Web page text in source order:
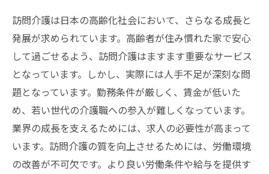
訪問介護は日本の高齢化社会において、さらなる成長と
発展が求められています。高齢者が住み慣れた家で安心
して過ごせるよう、訪問介護はますます重要なサービス
となっています。しかし、実際には人手不足が深刻な問
題となっています。勤務条件が厳しく、賃金が低いた
め、若い世代の介護職への参入が難しくなっています。
業界の成長を支えるためには、求人の必要性が高まって
います。訪問介護の質を向上させるためには、労働環境
の改善が不可欠です。より良い労働条件や給与を提供す